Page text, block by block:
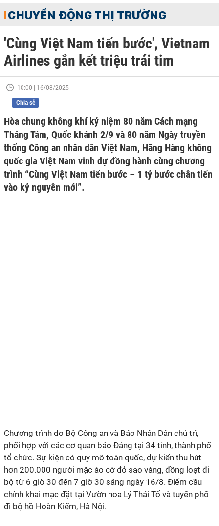
CHUYỂN ĐỘNG THỊ TRƯỜNG
'Cùng Việt Nam tiến bước', Vietnam
Airlines gắn kết triệu trái tim
10:00 | 16/08/2025
Chia sẻ
Hòa chung không khí kỷ niệm 80 năm Cách mạng
Tháng Tám, Quốc khánh 2/9 và 80 năm Ngày truyền
thống Công an nhân dân Việt Nam, Hãng Hàng không
quốc gia Việt Nam vinh dự đồng hành cùng chương
trình “Cùng Việt Nam tiến bước – 1 tỷ bước chân tiến
Chương trình do Bộ Công an và Báo Nhân Dân chủ trì,
phối hợp với các cơ quan báo Đảng tại 34 tỉnh, thành phố
tổ chức. Sự kiện có quy mô toàn quốc, dự kiến thu hút
hơn 200.000 người mặc áo cờ đỏ sao vàng, đồng loạt đi
bộ từ 6 giờ 30 đến 7 giờ 30 sáng ngày 16/8. Điểm cầu
chính khai mạc đặt tại Vườn hoa Lý Thái Tổ và tuyến phố
đi bộ hồ Hoàn Kiếm, Hà Nội.